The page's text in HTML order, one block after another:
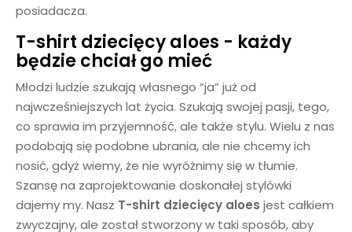
posiadacza.
T-shirt dziecięcy aloes - każdy
będzie chciał go mieć
Młodzi ludzie szukają własnego “ja” już od
najwcześniejszych lat życia. Szukają swojej pasji, tego,
co sprawia im przyjemność, ale także stylu. Wielu z nas
podobają się podobne ubrania, ale nie chcemy ich
nosić, gdyż wiemy, że nie wyróżnimy się w tłumie.
Szansę na zaprojektowanie doskonałej stylówki
dajemy my. Nasz T-shirt dziecięcy aloes jest całkiem
zwyczajny, ale został stworzony w taki sposób, aby